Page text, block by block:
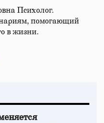
Психолог.
помогающий
в жизни.